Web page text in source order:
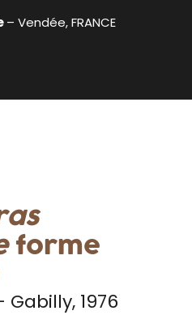
– Vendée, FRANCE
forme
1976